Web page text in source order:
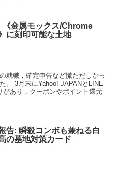
《金属モックス/Chrome
に刻印可能な土地
就職，確定申告など慌ただしかっ
。 3月末にYahoo! JAPANとLINE
あり，クーポンやポイント還元
告: 瞬殺コンボも兼ねる白
の墓地対策カード